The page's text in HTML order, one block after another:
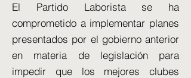
El Partido Laborista se ha
comprometido a implementar planes
presentados por el gobierno anterior
en materia de legislación para
impedir que los mejores clubes